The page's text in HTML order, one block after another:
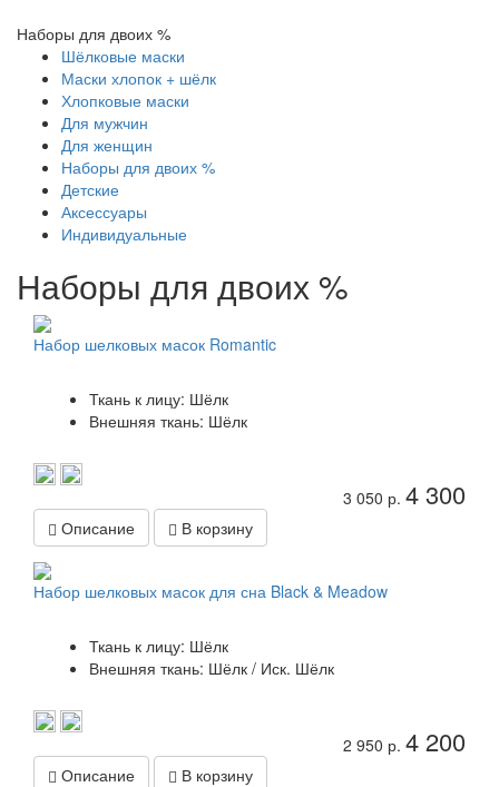
Наборы для двоих %
Шёлковые маски
Маски хлопок + шёлк
Хлопковые маски
Для мужчин
Для женщин
Наборы для двоих %
Детские
Аксессуары
Индивидуальные
Наборы для двоих %
Набор шелковых масок Romantic
Ткань к лицу: Шёлк
Внешняя ткань: Шёлк
3 050 р. 4 300
Описание В корзину
Набор шелковых масок для сна Black & Meadow
Ткань к лицу: Шёлк
Внешняя ткань: Шёлк / Иск. Шёлк
2 950 р. 4 200
Описание В корзину